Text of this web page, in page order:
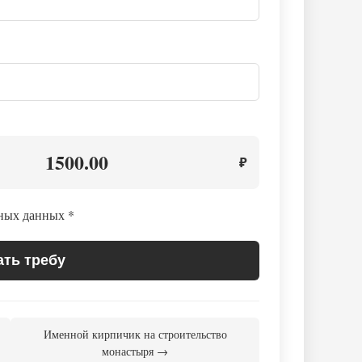
1500.00 ₽
данных *
требу
Именной кирпичик на строительство
монастыря →